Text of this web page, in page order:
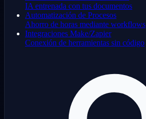
IA entrenada con tus documentos
Automatización de Procesos
Ahorro de horas mediante workflows
Integraciones Make/Zapier
Conexión de herramientas sin código